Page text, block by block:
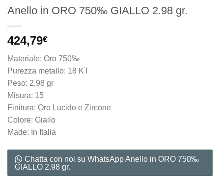
Anello in ORO 750‰ GIALLO 2.98 gr.
424,79€
Materiale: Oro 750‰
Purezza metallo: 18 KT
Peso: 2,98 gr
Misura: 15
Finitura: Oro Lucido e Zircone
Colore: Giallo
Made: In Italia
Chatta con noi su WhatsApp Anello in ORO 750‰
GIALLO 2.98 gr.